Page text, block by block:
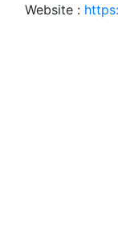
Website :